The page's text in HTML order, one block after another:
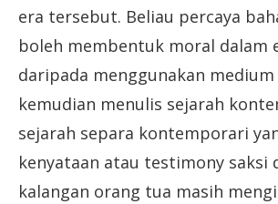
era tersebut. Beliau percaya
boleh membentuk moral dalam
daripada menggunakan
kemudian menulis sejarah
sejarah separa kontemporari
kenyataan atau testimony saksi
kalangan orang tua masih